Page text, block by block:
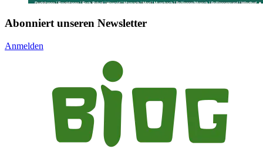
Abonniert unseren Newsletter
Anmelden